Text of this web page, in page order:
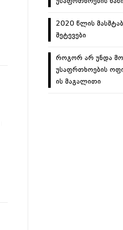
2020 წლის
შეტევები
როგორ არ უნდა
უსაფრთხოების
ის მაგალითი